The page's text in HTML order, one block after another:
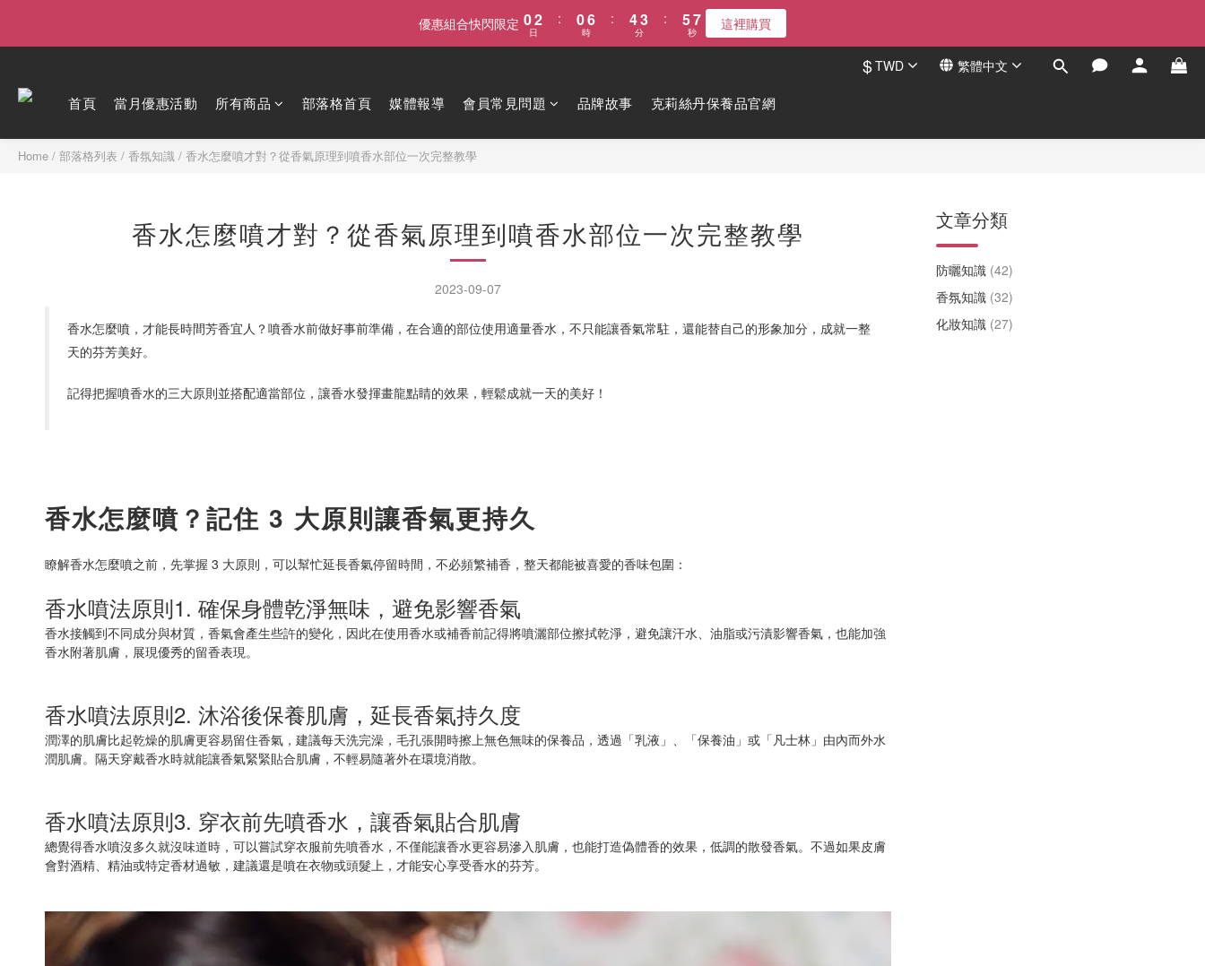
優惠組合快閃限定 02
1
日
:
06
5
2
0
時
:
4
3
0
3
2
分
:
5
4
1
6
5
2
0
秒 這裡購買
$TWD 繁體中文
首頁 當月優惠活動 所有商品 部落格首頁 媒體報導 會員常見問題 品牌故事 克莉絲丹保養品官網
Home / 部落格列表 / 香氛知識 / 香水怎麼噴才對？從香氣原理到噴香水部位一次完整教學
香水怎麼噴才對？從香氣原理到噴香水部位一次完整教學
2023-09-07
香水怎麼噴，才能長時間芳香宜人？噴香水前做好事前準備，在合適的部位使用適量香水，不只能讓香氣常駐，還能替自己的形象加分，成就一整
天的芬芳美好。
記得把握噴香水的三大原則並搭配適當部位，讓香水發揮畫龍點睛的效果，輕鬆成就一天的美好！
香水怎麼噴？記住 3 大原則讓香氣更持久
瞭解香水怎麼噴之前，先掌握 3 大原則，可以幫忙延長香氣停留時間，不必頻繁補香，整天都能被喜愛的香味包圍：
香水噴法原則1. 確保身體乾淨無味，避免影響香氣
香水接觸到不同成分與材質，香氣會產生些許的變化，因此在使用香水或補香前記得將噴灑部位擦拭乾淨，避免讓汗水、油脂或污漬影響香氣，也能加強
香水附著肌膚，展現優秀的留香表現。
香水噴法原則2. 沐浴後保養肌膚，延長香氣持久度
潤澤的肌膚比起乾燥的肌膚更容易留住香氣，建議每天洗完澡，毛孔張開時擦上無色無味的保養品，透過「乳液」、「保養油」或「凡士林」由內而外水
潤肌膚。隔天穿戴香水時就能讓香氣緊緊貼合肌膚，不輕易隨著外在環境消散。
香水噴法原則3. 穿衣前先噴香水，讓香氣貼合肌膚
總覺得香水噴沒多久就沒味道時，可以嘗試穿衣服前先噴香水，不僅能讓香水更容易滲入肌膚，也能打造偽體香的效果，低調的散發香氣。不過如果皮膚
會對酒精、精油或特定香材過敏，建議還是噴在衣物或頭髮上，才能安心享受香水的芬芳。
文章分類
防曬知識 (42)
香氛知識 (32)
化妝知識 (27)